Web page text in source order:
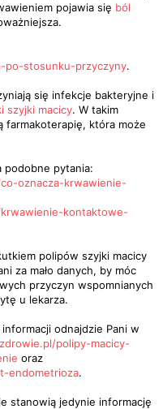
pojawia się ból
po-stosunku-przyczyny.
się infekcje bakteryjne i
szyjki macicy. W takim
farmakoterapię, która może
podobne pytania:
oznacza-krwawienie-
kontaktowe-
polipów szyjki macicy
za mało danych, by móc
przyczyn wspomnianych
u lekarza.
odnajdzie Pani w
polipy-macicy-
oraz
endometrioza.
stanowią jedynie informację